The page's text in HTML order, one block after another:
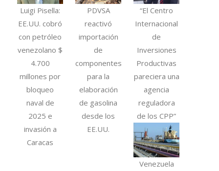
Luigi Pisella:
EE.UU. cobró
con petróleo
venezolano $
4.700
millones por
bloqueo
naval de
2025 e
invasión a
Caracas
PDVSA
reactivó
importación
de
componentes
para la
elaboración
de gasolina
desde los
EE.UU.
“El Centro
Internacional
de
Inversiones
Productivas
pareciera una
agencia
reguladora
de los CPP”
Venezuela